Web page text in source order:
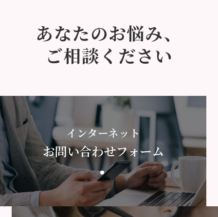
あなたのお悩み、
ご相談ください
インターネット
お問い合わせフォーム